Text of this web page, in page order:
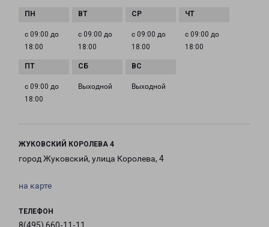
с 09:00 до
18:00
с 09:00 до
18:00
с 09:00 до
18:00
с 09:00 до
18:00
с 09:00 до
18:00
Выходной Выходной
ЖУКОВСКИЙ КОРОЛЕВА 4
город Жуковский, улица Королева, 4
на карте
ТЕЛЕФОН